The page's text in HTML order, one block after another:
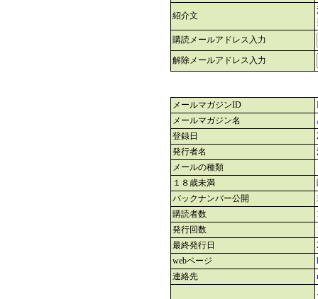
紹介文
購読メールアドレス入力
解除メールアドレス入力
メールマガジンID
メールマガジン名
登録日
発行者名
メールの種類
１８歳未満
バックナンバー公開
購読者数
発行回数
最終発行日
webページ
連絡先